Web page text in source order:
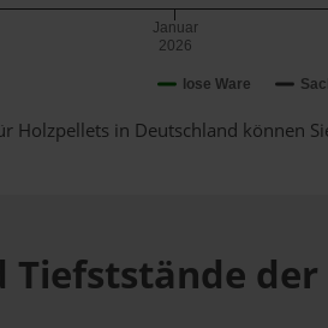
lose Ware
Januar
2026
Holzpellets in Deutschland können
Tiefststände